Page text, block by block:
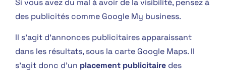
des publicités comme Google My business.
Il s’agit d’annonces publicitaires apparaissant
dans les résultats, sous la carte Google Maps. Il
s’agit donc d’un placement publicitaire des